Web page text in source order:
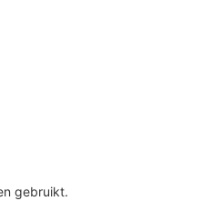
gebruikt.